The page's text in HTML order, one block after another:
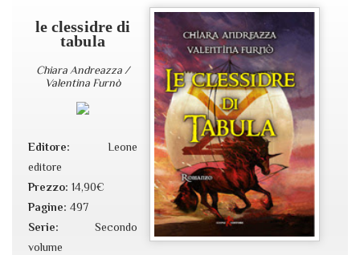
le clessidre di
tabula
Chiara Andreazza /
Valentina Furnò
Editore: Leone
editore
Prezzo: 14,90€
Pagine: 497
Serie: Secondo
volume